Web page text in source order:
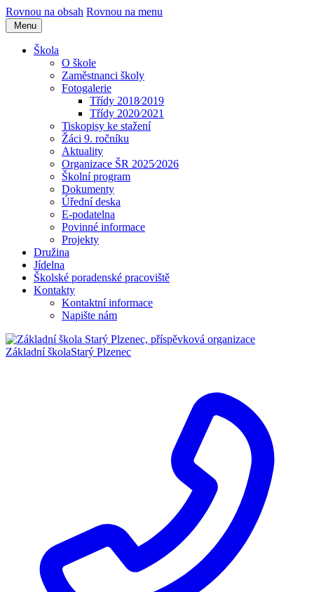
Rovnou na obsah Rovnou na menu
Menu
Škola
O škole
Zaměstnanci školy
Fotogalerie
Třídy 2018⁄2019
Třídy 2020⁄2021
Tiskopisy ke stažení
Žáci 9. ročníku
Aktuality
Organizace ŠR 2025⁄2026
Školní program
Dokumenty
Úřední deska
E-podatelna
Povinné informace
Projekty
Družina
Jídelna
Školské poradenské pracoviště
Kontakty
Kontaktní informace
Napište nám
Základní školaStarý Plzenec